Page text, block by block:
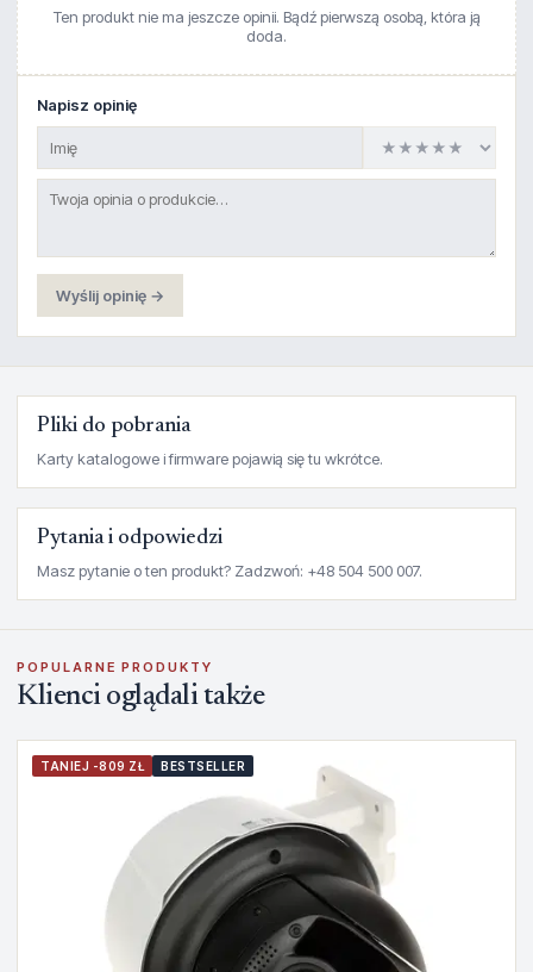
Ten produkt nie ma jeszcze opinii. Bądź pierwszą osobą, która ją
doda.
Napisz opinię
Wyślij opinię →
Pliki do pobrania
Karty katalogowe i firmware pojawią się tu wkrótce.
Pytania i odpowiedzi
Masz pytanie o ten produkt? Zadzwoń: +48 504 500 007.
POPULARNE PRODUKTY
Klienci oglądali także
TANIEJ -809 ZŁ BESTSELLER